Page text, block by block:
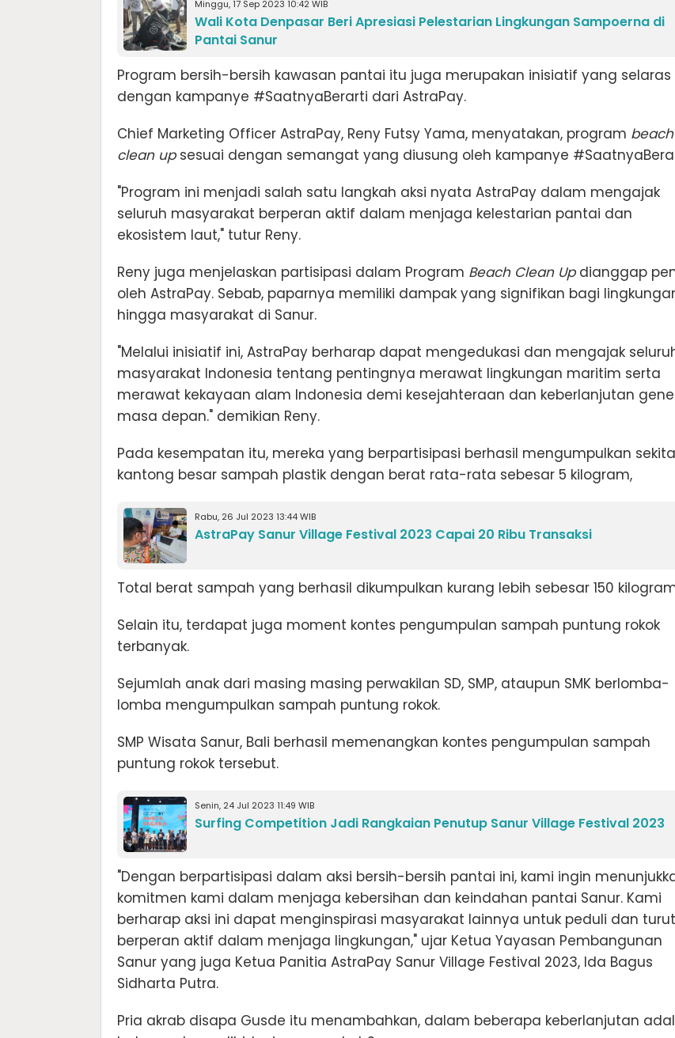
Minggu, 17 Sep 2023 10:42 WIB
Wali Kota Denpasar Beri Apresiasi Pelestarian Lingkungan Sampoerna di
Pantai Sanur
Program bersih-bersih kawasan pantai itu juga merupakan inisiatif yang selaras
dengan kampanye #SaatnyaBerarti dari AstraPay.
Chief Marketing Officer AstraPay, Reny Futsy Yama, menyatakan, program beach
clean upsesuai dengan semangat yang diusung oleh kampanye
"Program ini menjadi salah satu langkah aksi nyata AstraPay dalam mengajak
seluruh masyarakat berperan aktif dalam menjaga kelestarian pantai dan
ekosistem laut," tutur Reny.
Reny juga menjelaskan partisipasi dalam Program Beach Clean Up dianggap
oleh AstraPay. Sebab, paparnya memiliki dampak yang signifikan bagi
hingga masyarakat di Sanur.
"Melalui inisiatif ini, AstraPay berharap dapat mengedukasi dan mengajak
masyarakat Indonesia tentang pentingnya merawat lingkungan maritim serta
merawat kekayaan alam Indonesia demi kesejahteraan dan keberlanjutan
masa depan." demikian Reny.
Pada kesempatan itu, mereka yang berpartisipasi berhasil mengumpulkan
kantong besar sampah plastik dengan berat rata-rata sebesar 5 kilogram,
Rabu, 26 Jul 2023 13:44 WIB
AstraPay Sanur Village Festival 2023 Capai 20 Ribu Transaksi
Total berat sampah yang berhasil dikumpulkan kurang lebih sebesar 150
Selain itu, terdapat juga moment kontes pengumpulan sampah puntung rokok
terbanyak.
Sejumlah anak dari masing masing perwakilan SD, SMP, ataupun SMK berlomba-
lomba mengumpulkan sampah puntung rokok.
SMP Wisata Sanur, Bali berhasil memenangkan kontes pengumpulan sampah
puntung rokok tersebut.
Senin, 24 Jul 2023 11:49 WIB
Surfing Competition Jadi Rangkaian Penutup Sanur Village Festival 2023
"Dengan berpartisipasi dalam aksi bersih-bersih pantai ini, kami ingin
komitmen kami dalam menjaga kebersihan dan keindahan pantai Sanur. Kami
berharap aksi ini dapat menginspirasi masyarakat lainnya untuk peduli dan turut
berperan aktif dalam menjaga lingkungan," ujar Ketua Yayasan Pembangunan
Sanur yang juga Ketua Panitia AstraPay Sanur Village Festival 2023, Ida Bagus
Sidharta Putra.
Pria akrab disapa Gusde itu menambahkan, dalam beberapa keberlanjutan